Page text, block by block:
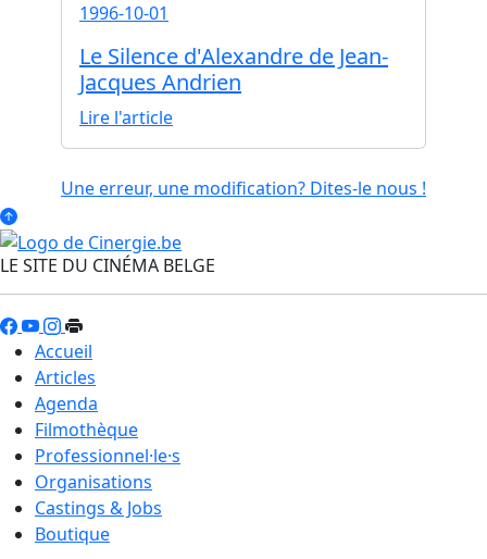
1996-10-01
Le Silence d'Alexandre de Jean-
Jacques Andrien
Lire l'article
Une erreur, une modification? Dites-le nous !
LE SITE DU CINÉMA BELGE
Accueil
Articles
Agenda
Filmothèque
Professionnel·le·s
Organisations
Castings & Jobs
Boutique